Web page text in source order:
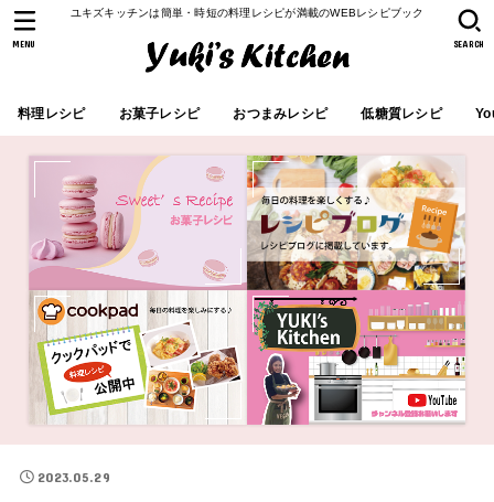
ユキズキッチンは簡単・時短の料理レシピが満載のWEBレシピブック
料理レシピ お菓子レシピ おつまみレシピ 低糖質レシピ
SEARCH
MENU
2023.05.29